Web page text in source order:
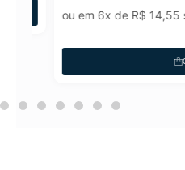
ou em 6x de R$ 14,55